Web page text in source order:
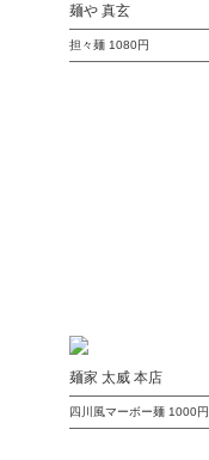
麺や 真玄
担々麺 1080円
麺家 太威 本店
四川風マーボー麺 1000円